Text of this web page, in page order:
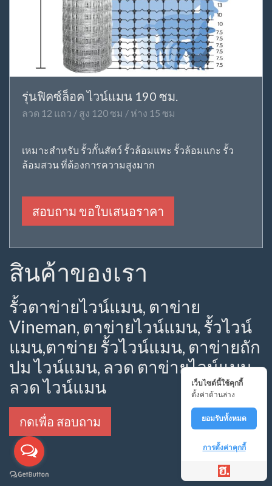
รุ่นฟิคซ์ล็อค ไวน์แมน 190 ซม.
ลวด 12 แถว / สูง 120 ซม / ห่าง 15 ซม
เหมาะสำหรับ รั้วกั้นสัตว์ รั้วล้อมแพะ รั้วล้อมแกะ รั้ว
ล้อมสวน ที่ต้องการความสูงมาก
สอบถาม ขอใบเสนอราคา
สินค้าของเรา
รั้วตาข่ายไวน์แมน, ตาข่าย
Vineman, ตาข่ายไวน์แมน, รั้วไวน์
แมน,ตาข่าย รั้วไวน์แมน, ตาข่ายถัก
ปม ไวน์แมน, ลวด ตาข่ายไวน์แมน,
ลวด ไวน์แมน
กดเพื่อ สอบถาม
เว็บไซต์นี้ใช้คุกกี้
ตั้งค่าด้านล่าง
ยอมรับทั้งหมด
การตั้งค่าคุกกี้